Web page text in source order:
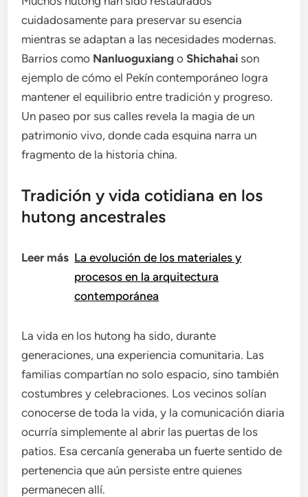
cuidadosamente para preservar su esencia
mientras se adaptan a las necesidades modernas.
Barrios como Nanluoguxiang oShichahai son
ejemplo de cómo el Pekín contemporáneo logra
mantener el equilibrio entre tradición y progreso.
Un paseo por sus calles revela la magia de un
patrimonio vivo, donde cada esquina narra un
fragmento de la historia china.
Tradición y vida cotidiana en los
hutong ancestrales
Leer más La evolución de los materiales y
procesos en la arquitectura
contemporánea
La vida en los hutong ha sido, durante
generaciones, una experiencia comunitaria. Las
familias compartían no solo espacio, sino también
costumbres y celebraciones. Los vecinos solían
conocerse de toda la vida, y la comunicación diaria
ocurría simplemente al abrir las puertas de los
patios. Esa cercanía generaba un fuerte sentido de
pertenencia que aún persiste entre quienes
permanecen allí.